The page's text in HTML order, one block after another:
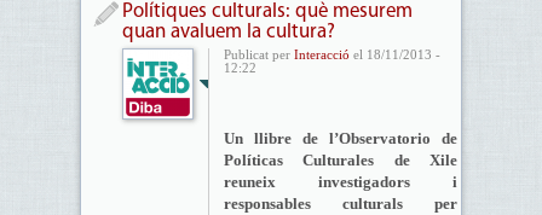
Polítiques culturals: què mesurem
quan avaluem la cultura?
Publicat per Interacció el 18/11/2013 -
12:22
Un llibre de l’Observatorio de
Políticas Culturales de Xile
reuneix investigadors i
responsables culturals per